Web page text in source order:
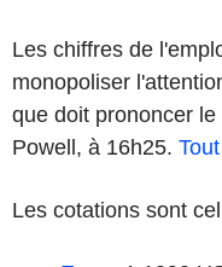
Les chiffres de
monopoliser
que doit prononcer
Powell, à 16h25.
Les cotations sont